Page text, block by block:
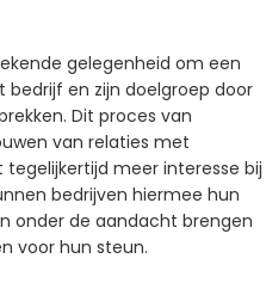
gelegenheid om een
en zijn doelgroep door
Dit proces van
van relaties met
meer interesse bij
bedrijven hiermee hun
onder de aandacht brengen
voor hun steun.